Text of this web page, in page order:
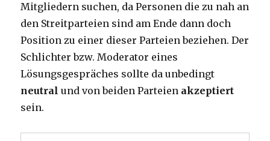
Mitgliedern suchen, da Personen die zu nah an
den Streitparteien sind am Ende dann doch
Position zu einer dieser Parteien beziehen. Der
Schlichter bzw. Moderator eines
Lösungsgespräches sollte da unbedingt
neutral und von beiden Parteien akzeptiert
sein.